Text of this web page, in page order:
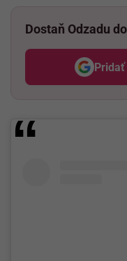
Dostaň Odzadu
Pridať